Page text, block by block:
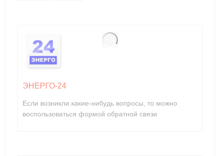
ЭНЕРГО-24
Если возникли какие-нибудь вопросы, то можно
воспользоваться формой обратной связи